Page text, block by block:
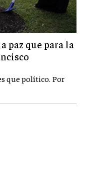
paz que para la
que político. Por